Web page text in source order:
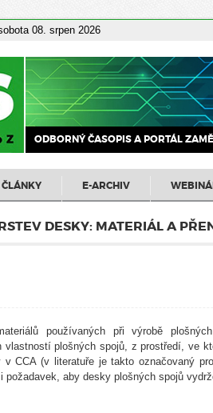
08. srpen 2026
ODBORNÝ ČASOPIS A PORTÁL
ČLÁNKY E-ARCHIV
DESKY: MATERIÁL A
používaných při výrobě
plošných spojů, z prostředí, ve
v CCA (v literatuře je takto označovaný
aby desky plošných spojů